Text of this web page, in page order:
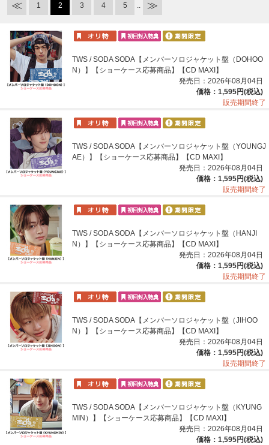
1 2 3 4 5 ..
TWS / SODA SODA【メンバーソロジャケット盤（DOHOO
N）】【ショーケース応募商品】【CD MAXI】
発売日：2026年08月04日
価格：1,595円(税込)
販売期間終了
TWS / SODA SODA【メンバーソロジャケット盤（YOUNGJ
AE）】【ショーケース応募商品】【CD MAXI】
発売日：2026年08月04日
価格：1,595円(税込)
販売期間終了
TWS / SODA SODA【メンバーソロジャケット盤（HANJI
N）】【ショーケース応募商品】【CD MAXI】
発売日：2026年08月04日
価格：1,595円(税込)
販売期間終了
TWS / SODA SODA【メンバーソロジャケット盤（JIHOO
N）】【ショーケース応募商品】【CD MAXI】
発売日：2026年08月04日
価格：1,595円(税込)
販売期間終了
TWS / SODA SODA【メンバーソロジャケット盤（KYUNG
MIN）】【ショーケース応募商品】【CD MAXI】
発売日：2026年08月04日
価格：1,595円(税込)